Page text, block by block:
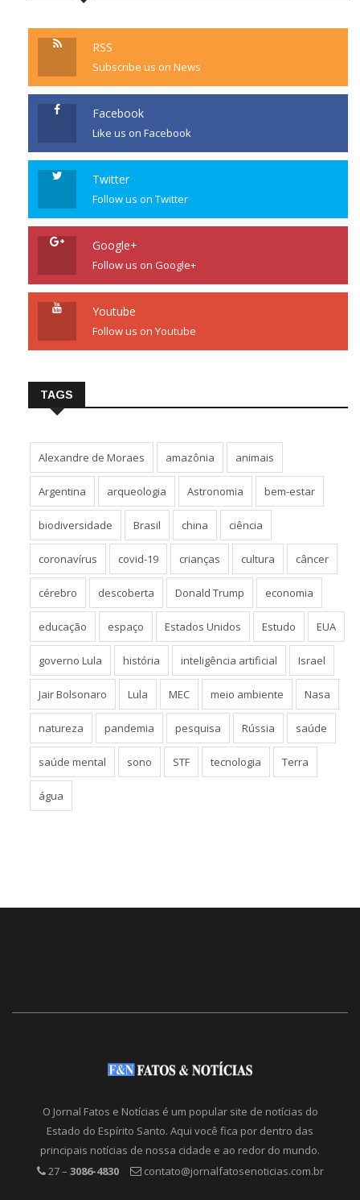
RSS
Subscribe us on News
Facebook
Like us on Facebook
Twitter
Follow us on Twitter
Google+
Follow us on Google+
Youtube
Follow us on Youtube
TAGS
Alexandre de Moraes amazônia animais
Argentina arqueologia Astronomia bem-estar
biodiversidade Brasil china ciência
coronavírus covid-19 crianças cultura câncer
cérebro descoberta Donald Trump economia
educação espaço Estados Unidos Estudo EUA
governo Lula história inteligência artificial Israel
Jair Bolsonaro Lula MEC meio ambiente Nasa
natureza pandemia pesquisa Rússia saúde
saúde mental sono STF tecnologia Terra
água
O Jornal Fatos e Notícias é um popular site de notícias do
Estado do Espírito Santo. Aqui você fica por dentro das
principais notícias de nossa cidade e ao redor do mundo.
27 – 3086-4830 contato@jornalfatosenoticias.com.br